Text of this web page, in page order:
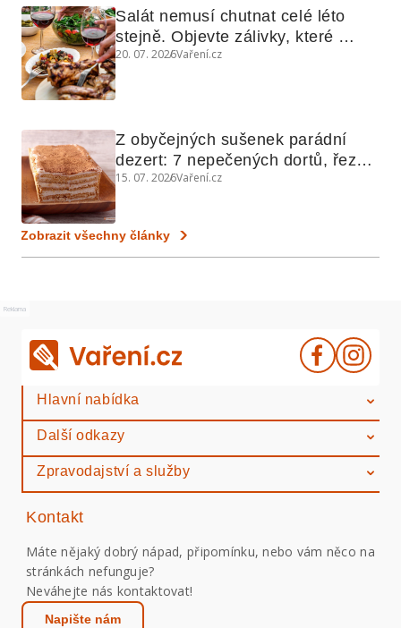
Salát nemusí chutnat celé léto
stejně. Objevte zálivky, které
využijete i na maso, nudle nebo
20. 07. 2026Vaření.cz
Z obyčejných sušenek parádní
dezert: 7 nepečených dortů, řezů
a koláčů
15. 07. 2026Vaření.cz
Zobrazit všechny články
Reklama
Hlavní nabídka
Další odkazy
Zpravodajství a služby
Kontakt
Máte nějaký dobrý nápad, připomínku, nebo vám něco na
stránkách nefunguje?
Neváhejte nás kontaktovat!
Napište nám